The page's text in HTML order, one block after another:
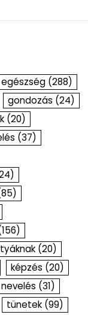
egészség (288)
gondozás (24)
(20)
(37)
(20)
képzés (20)
nevelés (31)
tünetek (99)